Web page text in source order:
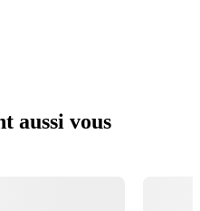
aussi vous